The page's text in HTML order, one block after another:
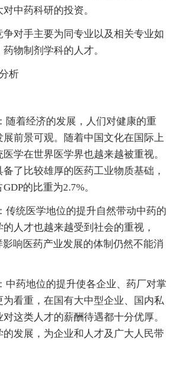
中药科研的投资。
争对手主要为同专业以及相关专业如
物制剂学科的人才。
析
随着经济的发展，人们对健康的重
前景可观。随着中国文化在国际上
学在世界医学界也越来越被重视。
了比较雄厚的医药工业物质基础，
的比重为2.7%。
传统医学地位的提升自然带动中药的
人才也越来越受到社会的重视，
影响医药产业发展的体制仍然不能消
中药地位的提升使各企业、药厂对掌
看重，在国有大中型企业、国内私
这类人才的薪酬待遇都十分优厚。
发展，为企业和人才及广大人民带